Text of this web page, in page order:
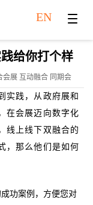
EN
给你打个样
会展 互动融合 同期会
实践，从政府展和
在会展迈向数字化
线上线下双融合的
，那么他们是如何
功案例，方便您对